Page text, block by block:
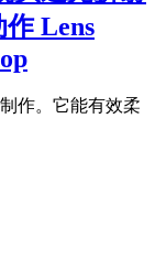
Lens
作。它能有效柔